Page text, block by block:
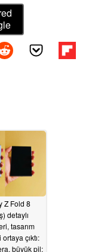
Z Fold 8
detaylı
tasarım
çıktı:
büyük pil;